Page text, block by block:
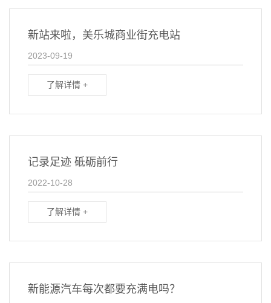
新站来啦，美乐城商业街充电站
2023-09-19
了解详情 +
记录足迹 砥砺前行
2022-10-28
了解详情 +
新能源汽车每次都要充满电吗？